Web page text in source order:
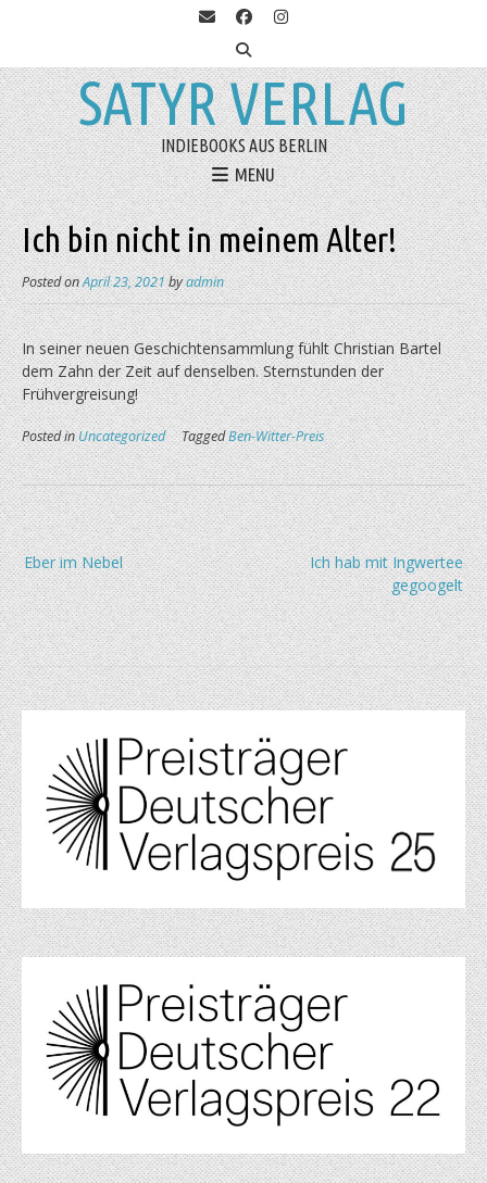
SATYR VERLAG
INDIEBOOKS AUS BERLIN
MENU
Ich bin nicht in meinem Alter!
Posted onApril 23, 2021byadmin
In seiner neuen Geschichtensammlung fühlt Christian Bartel
dem Zahn der Zeit auf denselben. Sternstunden der
Frühvergreisung!
Posted inUncategorized TaggedBen-Witter-Preis
Beitragsnavigation
Ich hab mit Ingwertee
gegoogelt
Eber im Nebel